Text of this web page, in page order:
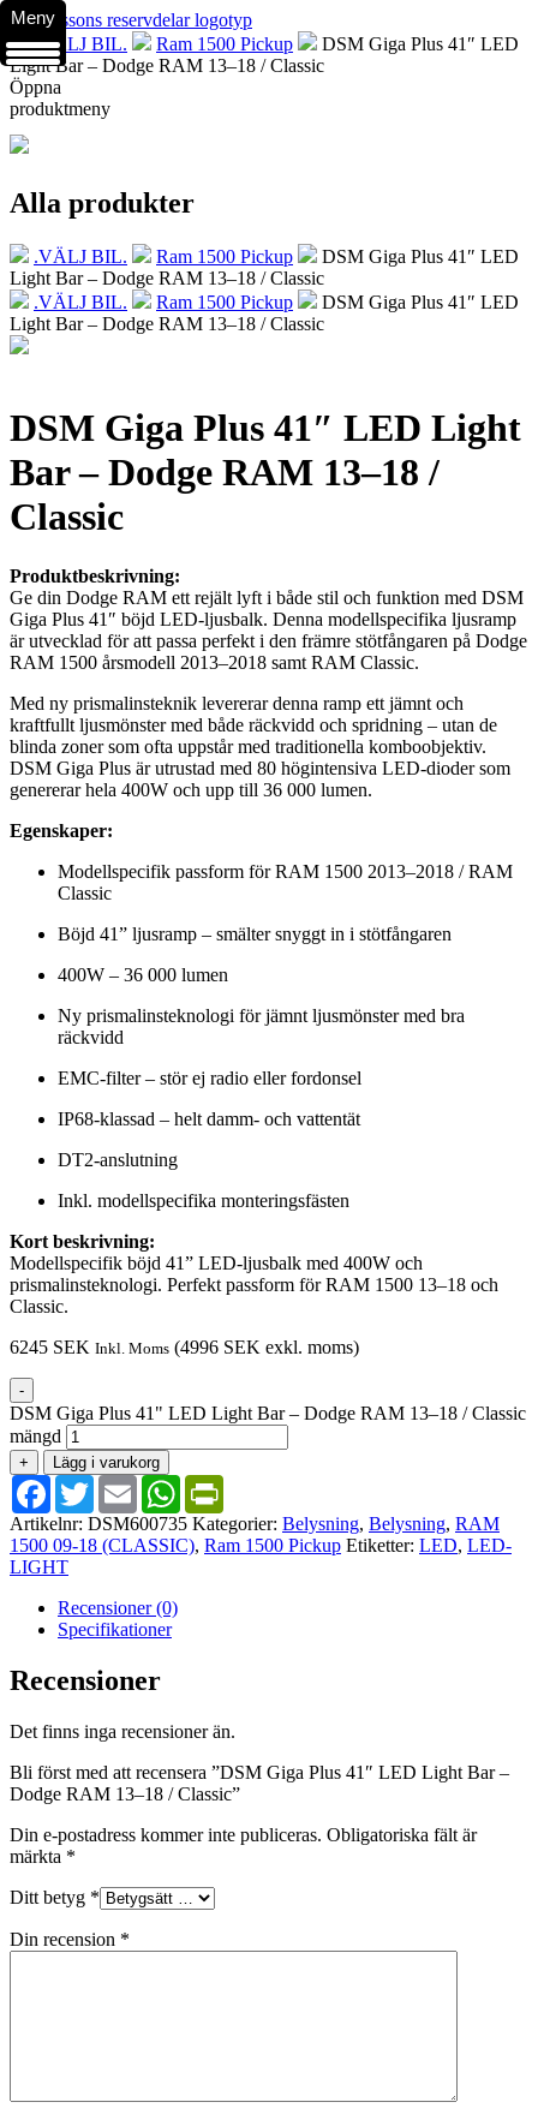
.VÄLJ BIL. Ram 1500 Pickup
DSM Giga Plus 41″ LED
Light Bar – Dodge RAM 13–18 / Classic
Öppna
produktmeny
Alla produkter
.VÄLJ BIL. Ram 1500 Pickup
DSM Giga Plus 41″ LED
Light Bar – Dodge RAM 13–18 / Classic
.VÄLJ BIL.
Ram 1500 Pickup
DSM Giga Plus 41″ LED
Light Bar – Dodge RAM 13–18 / Classic
DSM Giga Plus 41″ LED Light
Bar – Dodge RAM 13–18 /
Classic
Produktbeskrivning:
Ge din Dodge RAM ett rejält lyft i både stil och funktion med DSM
Giga Plus 41″ böjd LED-ljusbalk. Denna modellspecifika ljusramp
är utvecklad för att passa perfekt i den främre stötfångaren på Dodge
RAM 1500 årsmodell 2013–2018 samt RAM Classic.
Med ny prismalinsteknik levererar denna ramp ett jämnt och
kraftfullt ljusmönster med både räckvidd och spridning – utan de
blinda zoner som ofta uppstår med traditionella komboobjektiv.
DSM Giga Plus är utrustad med 80 högintensiva LED-dioder som
genererar hela 400W och upp till 36 000 lumen.
Egenskaper:
Modellspecifik passform för RAM 1500 2013–2018 / RAM
Classic
Böjd 41” ljusramp – smälter snyggt in i stötfångaren
400W – 36 000 lumen
Ny prismalinsteknologi för jämnt ljusmönster med bra
räckvidd
EMC-filter – stör ej radio eller fordonsel
IP68-klassad – helt damm- och vattentät
DT2-anslutning
Inkl. modellspecifika monteringsfästen
Kort beskrivning:
Modellspecifik böjd 41” LED-ljusbalk med 400W och
prismalinsteknologi. Perfekt passform för RAM 1500 13–18 och
Classic.
6245 SEK Inkl. Moms (4996 SEK exkl. moms)
-
DSM Giga Plus 41" LED Light Bar – Dodge RAM 13–18 / Classic
mängd
+ Lägg i varukorg
Facebook
TwitterEmail WhatsApp
Artikelnr: DSM600735 Kategorier: Belysning, Belysning, RAM
1500 09-18 (CLASSIC), Ram 1500 Pickup Etiketter: LED, LED-
LIGHT
Recensioner (0)
Specifikationer
Recensioner
Det finns inga recensioner än.
Bli först med att recensera ”DSM Giga Plus 41″ LED Light Bar –
Dodge RAM 13–18 / Classic”
Din e-postadress kommer inte publiceras. Obligatoriska fält är
märkta *
Ditt betyg *
Din recension *
Meny